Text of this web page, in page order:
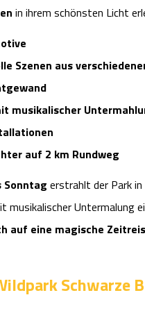
in ihrem schönsten Licht
Szenen aus
musikalischer
auf 2 km Rundweg
Sonntag erstrahlt der Park
musikalischer Untermalung
auf eine magische
Schwarze